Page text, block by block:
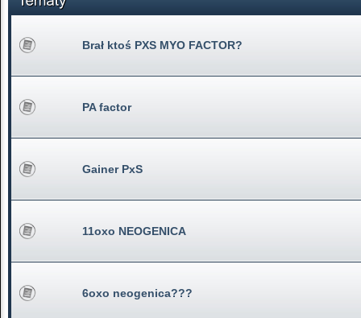
Brał ktoś PXS MYO FACTOR?
PA factor
Gainer PxS
11oxo NEOGENICA
6oxo neogenica???